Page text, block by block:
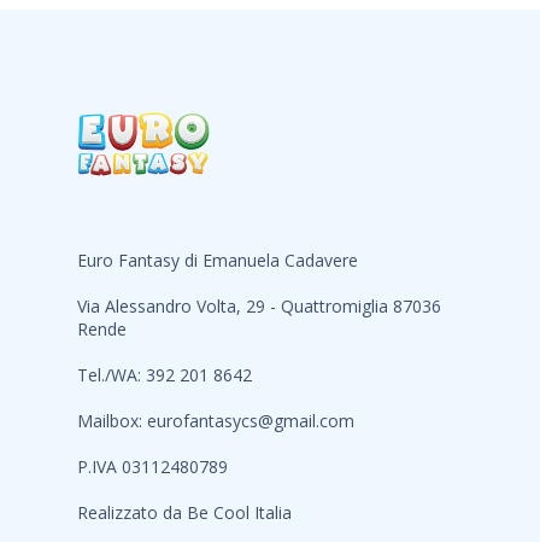
Euro Fantasy di Emanuela Cadavere
Via Alessandro Volta, 29 - Quattromiglia 87036
Rende
Tel./WA: 392 201 8642
Mailbox: eurofantasycs@gmail.com
P.IVA 03112480789
Realizzato da Be Cool Italia